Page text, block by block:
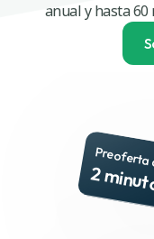
anual y hasta 60
Preoferta
2